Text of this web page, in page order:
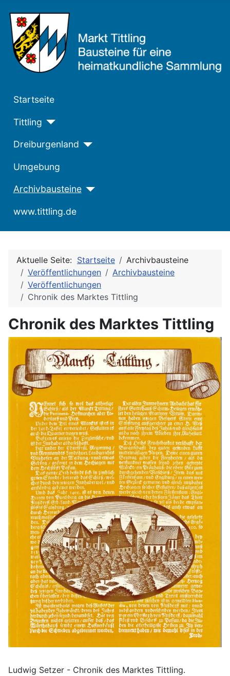
Startseite
Tittling
Dreiburgenland
Umgebung
Archivbausteine
www.tittling.de
Aktuelle Seite: Startseite
Archivbausteine
Veröffentlichungen
Archivbausteine
Veröffentlichungen
Chronik des Marktes Tittling
Chronik des Marktes Tittling
Ludwig Setzer - Chronik des Marktes Tittling.